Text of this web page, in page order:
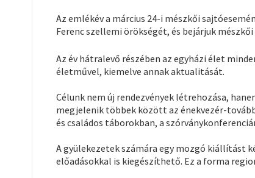
Az emlékév a március 24-i mészkői
Ferenc szellemi örökségét, és bejárjuk
Az év hátralevő részében az egyházi élet
életművel, kiemelve annak aktualitását.
Célunk nem új rendezvények létrehozása,
megjelenik többek között az énekvezér-
és családos táborokban, a
A gyülekezetek számára egy mozgó kiállítást
előadásokkal is kiegészíthető. Ez a forma